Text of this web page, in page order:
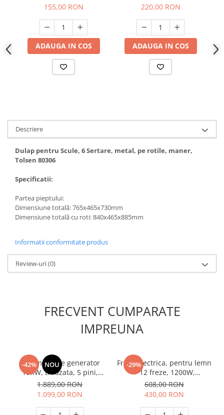
Hote bucatarie
Consumabile
Hota tavan
Hote cupolare
Hote decorative
Hote incorporabile
Masini de Spalat Rufe & Uscatoare
uscatoare
Masini de spalat rufe cu uscator
Uscatoare de rufe
Masini de spalat vase
Masini de spalat vase
independente
Motoburghiu/Foreza pamant
Plasa umbrire
Semanatoare,Plantatoare
Sobe pe gaz & electrice
Suflante & Aspiratoare
155,00 RON
ADAUGA IN COS
220,00 RON
ADAUGA IN COS
Descriere
Dulap pentru Scule, 6 Sertare, metal, pe rotile, maner,
Tolsen 80306
Specificatii:
Partea pieptului:
Dimensiune totală: 765x465x730mm
Dimensiune totală cu roti: 840x465x885mm
Informatii conformitate produs
Review-uri(0)
FRECVENT CUMPARATE
IMPREUNA
-42% NOU
Automatizare generator
10KW, trifazata, 5 pini,
380V, RAIDER
1.889,00 RON
1.099,00 RON
-29%
Freza electrica, pentru lemn
+ 12 freze, 1200W,
26000Rpm, variator viteza,
Procraft POB1700
608,00 RON
430,00 RON